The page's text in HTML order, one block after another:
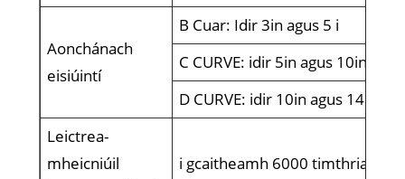
Aonchánach
eisiúintí
B Cuar: Idir 3in agus 5 i
C CURVE: idir 5in agus 10in
D CURVE: idir 10in agus 14in
Leictrea-
mheicniúil
i gcaitheamh 6000 timthriall